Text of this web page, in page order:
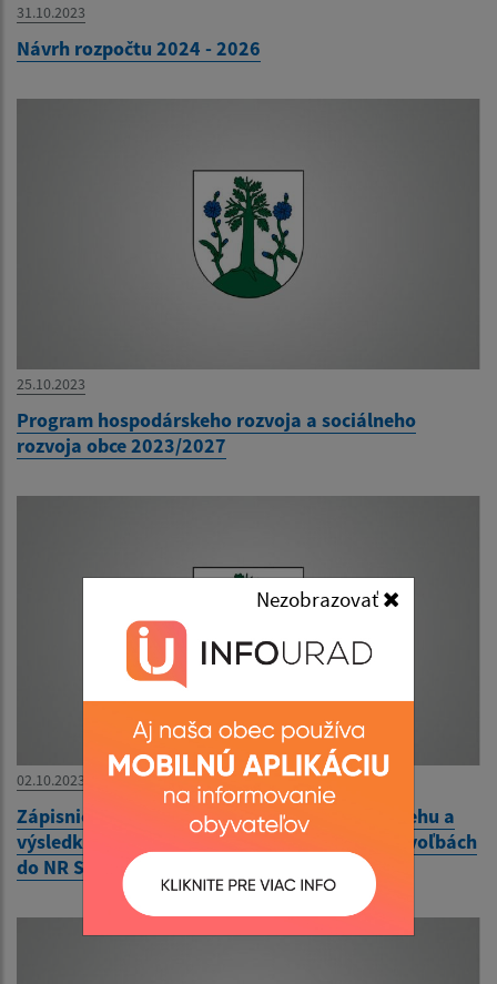
Nezobrazovať
31.10.2023
Návrh rozpočtu 2024 - 2026
25.10.2023
Program hospodárskeho rozvoja a sociálneho
rozvoja obce 2023/2027
02.10.2023
Zápisnica okrskovej volebnej komisie o priebehu a
výsledku hlasovania vo volebnom okrsku vo voľbách
do NR SR 30.9.2023